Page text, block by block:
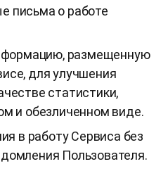
письма о работе
размещенную
для улучшения
статистики,
и обезличенном виде.
в работу Сервиса без
Пользователя.